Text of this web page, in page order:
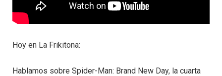
Hoy en La Frikitona:
Hablamos sobre Spider-Man: Brand New Day, la cuarta